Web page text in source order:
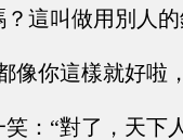
這叫做用別人
像你這樣就好啦
：“對了，天下